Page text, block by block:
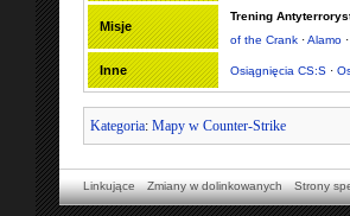
Misje
Trening
of the Crank ·Alamo ·
Inne Osiągnięcia CS:S ·
Kategoria: Mapy w Counter-Strike
Linkujące Zmiany w dolinkowanych Strony